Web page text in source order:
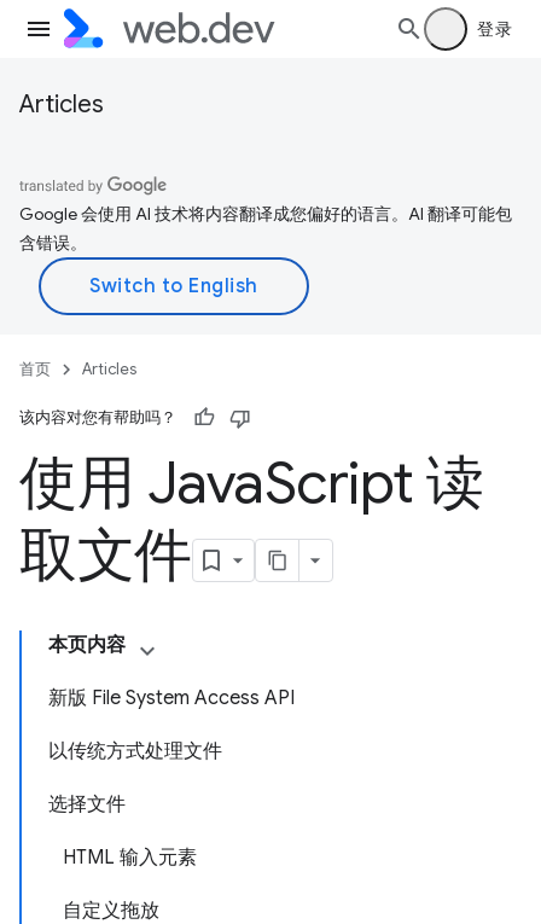
登录
Articles
Google 会使用 AI 技术将内容翻译成您偏好的语言。AI 翻译可能包
含错误。
首页 Articles
该内容对您有帮助吗？
使用 JavaScript 读
取文件
本页内容
新版 File System Access API
以传统方式处理文件
选择文件
HTML 输入元素
自定义拖放